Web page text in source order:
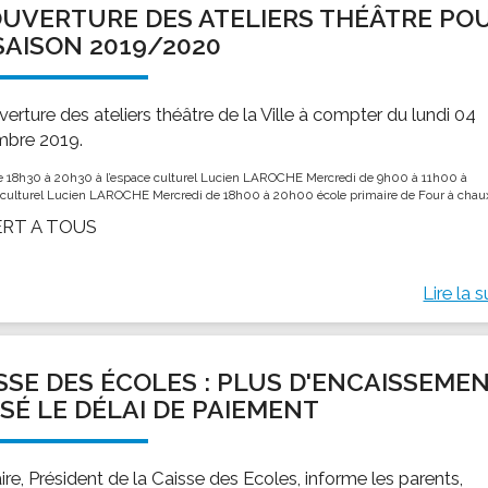
EMPLOI
Offres d'emploi
Le Centre Communal d'Action Social
Logement
Antenne Municipale de Développement et de
locale
et le lycée
maternelles et primaire
de loisirs - ALSH
famille
maternelles
LE SERVICE CULTUREL
Guide des
DES ATELIERS THÉÂTRE
2019/2020
des ateliers théâtre de la Ville à compter du lundi 04
2019.
18h30 à 20h30 à l’espace culturel Lucien LAROCHE Mercredi de 9h00 à 11h00 à
culturel Lucien LAROCHE Mercredi de 18h00 à 20h00 école primaire de Four à
A TOUS
Lire la
DES ÉCOLES : PLUS
LE DÉLAI DE PAIEMENT
Président de la Caisse des Ecoles, informe les parents,